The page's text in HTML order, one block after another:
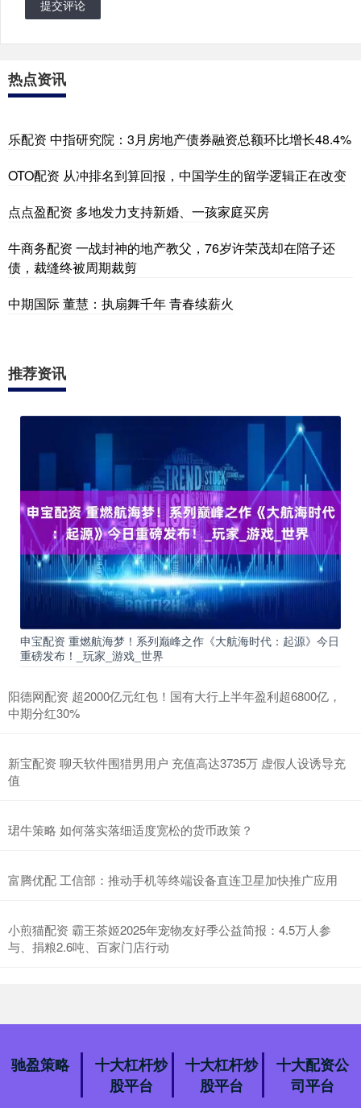
提交评论
热点资讯
乐配资 中指研究院：3月房地产债券融资总额环比增长48.4%
OTO配资 从冲排名到算回报，中国学生的留学逻辑正在改变
点点盈配资 多地发力支持新婚、一孩家庭买房
牛商务配资 一战封神的地产教父，76岁许荣茂却在陪子还
债，裁缝终被周期裁剪
中期国际 董慧：执扇舞千年 青春续薪火
推荐资讯
申宝配资 重燃航海梦！系列巅峰之作《大航海时代：起源》今日
重磅发布！_玩家_游戏_世界
阳德网配资 超2000亿元红包！国有大行上半年盈利超6800亿，
中期分红30%
新宝配资 聊天软件围猎男用户 充值高达3735万 虚假人设诱导充
值
珺牛策略 如何落实落细适度宽松的货币政策？
富腾优配 工信部：推动手机等终端设备直连卫星加快推广应用
小煎猫配资 霸王茶姬2025年宠物友好季公益简报：4.5万人参
与、捐粮2.6吨、百家门店行动
驰盈策略
十大杠杆炒
股平台
十大杠杆炒
股平台
十大配资公
司平台